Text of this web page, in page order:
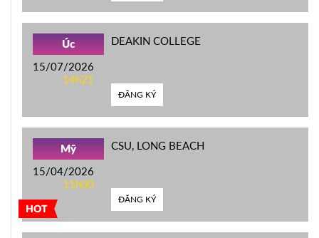
Úc
15/07/2026
14h21
DEAKIN COLLEGE
ĐĂNG KÝ
HOT
Mỹ
15/04/2026
11h00
CSU, LONG BEACH
ĐĂNG KÝ